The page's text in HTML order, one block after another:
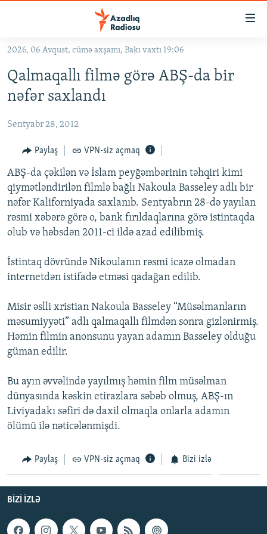
Əsas
qayıt
Əsas
qayıt
#İZAHLA
#ƏSLINDƏ
FƏRQƏ BAX
QANUNI DOĞRU
ARAŞDIRMA
MULTIMEDIA
VIDEO
FOTOQALEREYA
İNFOQRAFIKA
KARIKATURA
RADIO ARXIV
OXU ZALI
AZƏRBAYCAN ƏDƏBIYYATI KITABXANASI
İSLAM VƏ DEMOKRATIYA
İZ - MƏDƏNIYYƏT PROQRAMI
HAQQIMIZDA
MISSIYAMIZ
PEŞƏ ETIKASI VƏ JURNALISTIKA STANDARTLARIMIZ
MATERIALLARIMIZDAN ISTIFADƏ
AZADLIQRADIOSU MOBIL TELEFONUNUZDA
XƏBƏR BÜLLETENLƏRIMIZ
RFE/RL-in bütün saytları
2026, 06 Avqust, cümə axşamı, Bakı vaxtı 19:06
Qalmaqallı filmə görə ABŞ-da bir
nəfər saxlandı
Sentyabr 28, 2012
Paylaş VPN-siz açmaq
ABŞ-da çəkilən və İslam peyğəmbərinin təhqiri kimi
qiymətləndirilən filmlə bağlı Nakoula Basseley adlı bir
nəfər Kaliforniyada saxlanıb. Sentyabrın 28-də yayılan
rəsmi xəbərə görə o, bank fırıldaqlarına görə istintaqda
olub və həbsdən 2011-ci ildə azad edilibmiş.
İstintaq dövründə Nikoulanın rəsmi icazə olmadan
internetdən istifadə etməsi qadağan edilib.
Misir əslli xristian Nakoula Basseley “Müsəlmanların
məsumiyyəti” adlı qalmaqallı filmdən sonra gizlənirmiş.
Həmin filmin anonsunu yayan adamın Basseley olduğu
güman edilir.
Bu ayın əvvəlində yayılmış həmin film müsəlman
dünyasında kəskin etirazlara səbəb olmuş, ABŞ-ın
Liviyadakı səfiri də daxil olmaqla onlarla adamın
ölümü ilə nəticələnmişdi.
Paylaş VPN-siz açmaq Bizi izlə
BIZI IZLƏ